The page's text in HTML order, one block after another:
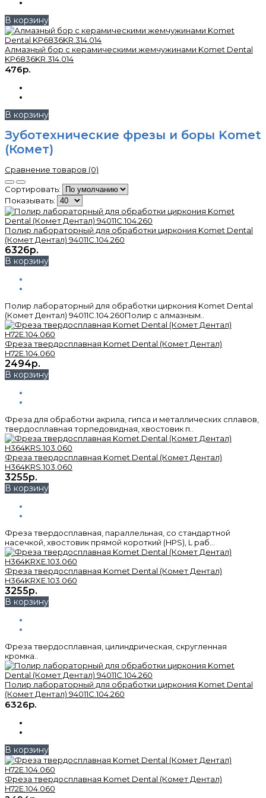
В корзину
Алмазный бор с керамическими жемчужинами Komet Dental
KP6836KR.314.014
476р.
В корзину
Зуботехнические фрезы и боры Komet
(Комет)
Сравнение товаров (0)
Сортировать:
Показывать:
Полир лабораторный для обработки циркония Komet Dental
(Комет Дентал) 94011C.104.260
6326р.
В корзину
Полир лабораторный для обработки циркония Komet Dental
(Комет Дентал) 94011C.104.260Полир с алмазным..
Фреза твердосплавная Komet Dental (Комет Дентал)
H72E.104.060
2494р.
В корзину
Фреза для обработки акрила, гипса и металлических сплавов,
твердосплавная торпедовидная, хвостовик п..
Фреза твердосплавная Komet Dental (Комет Дентал)
H364KRS.103.060
3255р.
В корзину
Фреза твердосплавная, параллельная, со стандартной
насечкой, хвостовик прямой короткий (HPS), L раб...
Фреза твердосплавная Komet Dental (Комет Дентал)
H364KRXE.103.060
3255р.
В корзину
Фреза твердосплавная, цилиндрическая, скругленная
кромка..
Полир лабораторный для обработки циркония Komet Dental
(Комет Дентал) 94011C.104.260
6326р.
В корзину
Фреза твердосплавная Komet Dental (Комет Дентал)
H72E.104.060